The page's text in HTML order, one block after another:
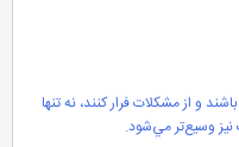
و از مشکلات فرار کنند، نه تنها
وسيع‌تر مي‌شود.